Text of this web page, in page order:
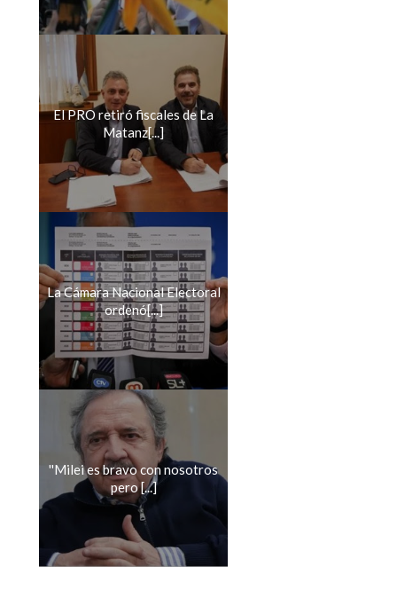
El PRO retiró fiscales de La
Matanz[...]
La Cámara Nacional Electoral
ordenó[...]
''Milei es bravo con nosotros
pero [...]